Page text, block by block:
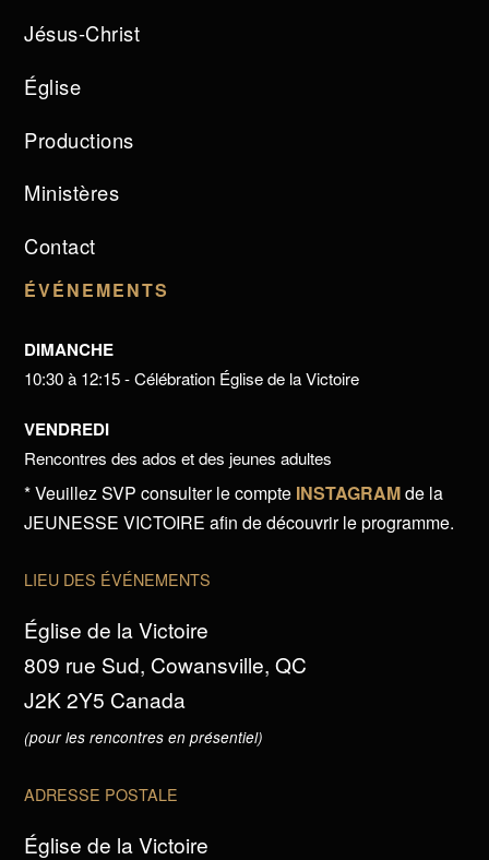
Jésus-Christ
Église
Productions
Ministères
Contact
ÉVÉNEMENTS
DIMANCHE
10:30 à 12:15 - Célébration Église de la Victoire
VENDREDI
Rencontres des ados et des jeunes adultes
* Veuillez SVP consulter le compte INSTAGRAMde la
JEUNESSE VICTOIRE afin de découvrir le programme.
LIEU DES ÉVÉNEMENTS
Église de la Victoire
809 rue Sud, Cowansville, QC
J2K 2Y5 Canada
(pour les rencontres en présentiel)
ADRESSE POSTALE
Église de la Victoire